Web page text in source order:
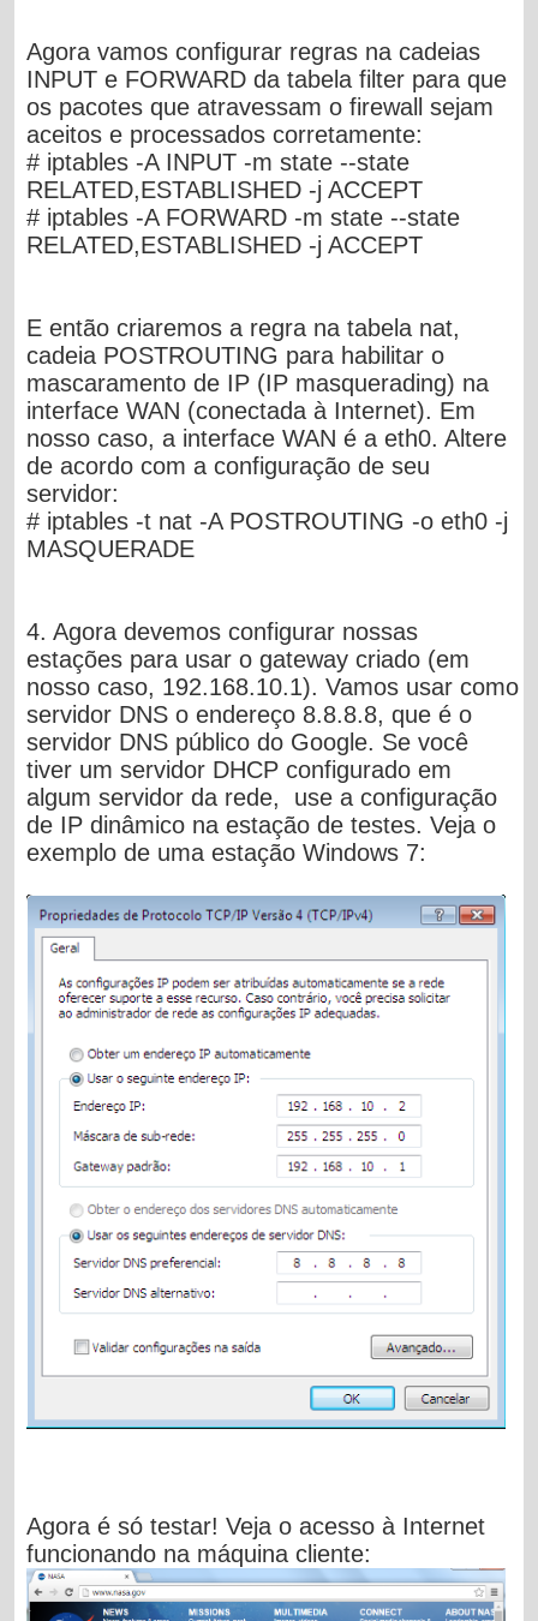
Agora vamos configurar regras na cadeias
INPUT e FORWARD da tabelafilter para que
os pacotes que atravessam o firewall sejam
aceitos e processados corretamente:
# iptables -A INPUT -m state --state
RELATED,ESTABLISHED -j ACCEPT
# iptables -A FORWARD -m state --state
RELATED,ESTABLISHED -j ACCEPT
E então criaremos a regra na tabela nat,
cadeia POSTROUTING para habilitar o
mascaramento de IP (IP masquerading) na
interface WAN (conectada à Internet). Em
nosso caso, a interface WAN é a eth0. Altere
de acordo com a configuração de seu
servidor:
# iptables -t nat -A POSTROUTING -o eth0 -j
MASQUERADE
4. Agora devemos configurar nossas
estações para usar o gateway criado (em
nosso caso, 192.168.10.1). Vamos usar como
servidor DNS o endereço 8.8.8.8, que é o
servidor DNS público do Google. Se você
tiver um servidor DHCP configurado em
algum servidor da rede, use a configuração
de IP dinâmico na estação de testes. Veja o
exemplo de uma estação Windows 7:
Agora é só testar! Veja o acesso à Internet
funcionando na máquina cliente: